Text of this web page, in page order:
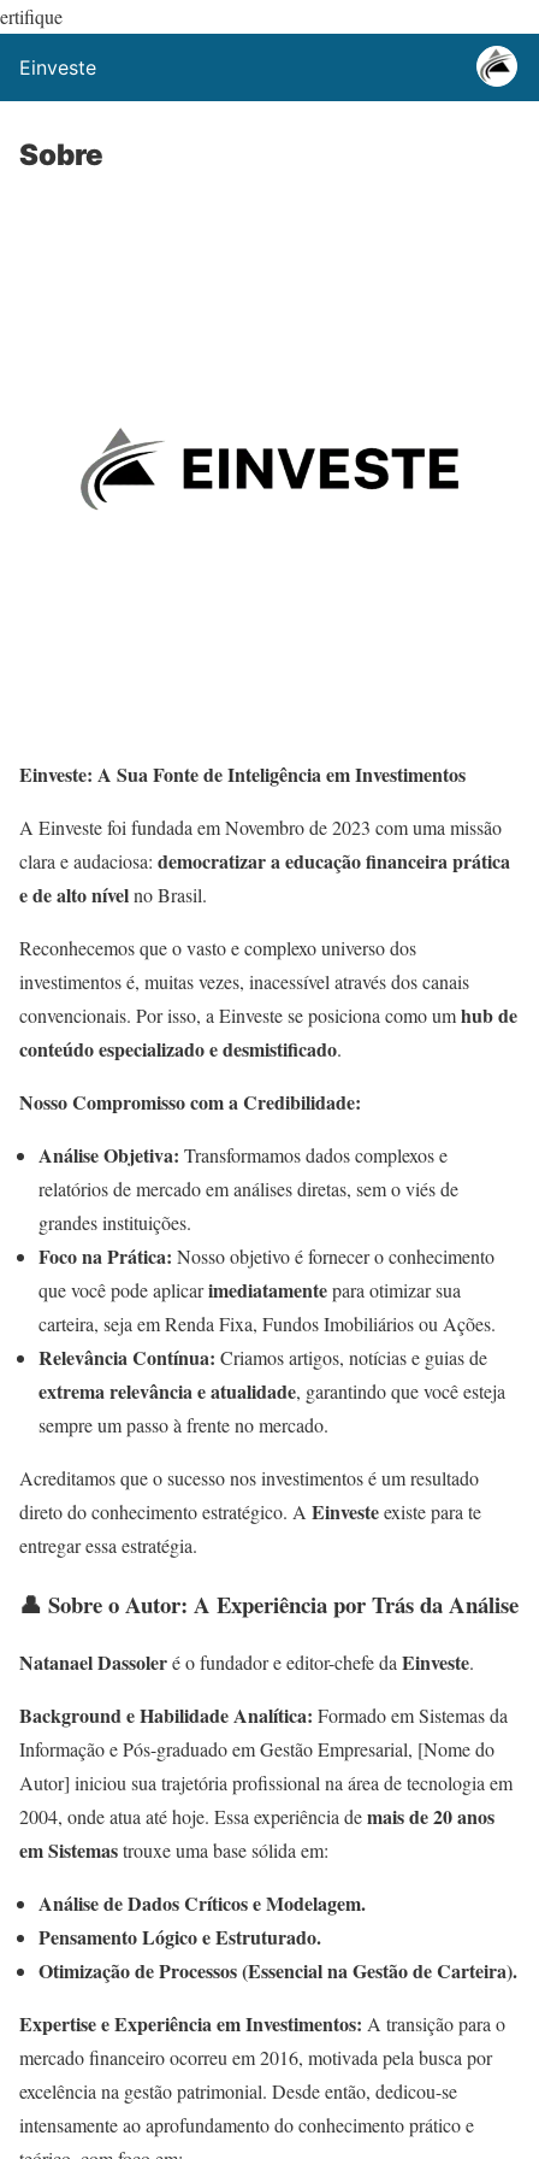
ertifique
Einveste
Sobre
Einveste: A Sua Fonte de Inteligência em Investimentos
A Einveste foi fundada em Novembro de 2023 com uma missão
clara e audaciosa: democratizar a educação financeira prática
e de alto nívelno Brasil.
Reconhecemos que o vasto e complexo universo dos
investimentos é, muitas vezes, inacessível através dos canais
convencionais. Por isso, a Einveste se posiciona como umhub de
conteúdo especializado e desmistificado.
Nosso Compromisso com a Credibilidade:
Análise Objetiva: Transformamos dados complexos e
relatórios de mercado em análises diretas, sem o viés de
grandes instituições.
Foco na Prática: Nosso objetivo é fornecer o conhecimento
que você pode aplicarimediatamentepara otimizar sua
carteira, seja em Renda Fixa, Fundos Imobiliários ou Ações.
Relevância Contínua: Criamos artigos, notícias e guias de
extrema relevância e atualidade, garantindo que você esteja
sempre um passo à frente no mercado.
Acreditamos que o sucesso nos investimentos é um resultado
direto do conhecimento estratégico. A Einvesteexiste para te
entregar essa estratégia.
👤 Sobre o Autor: A Experiência por Trás da Análise
Natanael Dassoleré o fundador e editor-chefe daEinveste.
Background e Habilidade Analítica: Formado em Sistemas da
Informação e Pós-graduado em Gestão Empresarial, [Nome do
Autor] iniciou sua trajetória profissional na área de tecnologia em
2004, onde atua até hoje. Essa experiência demais de 20 anos
em Sistemastrouxe uma base sólida em:
Análise de Dados Críticos e Modelagem.
Pensamento Lógico e Estruturado.
Otimização de Processos (Essencial na Gestão de Carteira).
Expertise e Experiência em Investimentos: A transição para o
mercado financeiro ocorreu em 2016, motivada pela busca por
excelência na gestão patrimonial. Desde então, dedicou-se
intensamente ao aprofundamento do conhecimento prático e